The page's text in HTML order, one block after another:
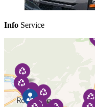
Info Service